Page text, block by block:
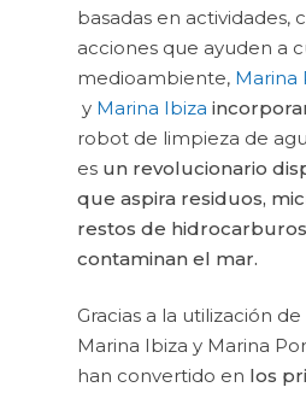
basadas en actividades,
acciones que ayuden a
medioambiente, Marina
y Marina Ibiza
robot de limpieza de
es un revolucionario
que aspira residuos,
restos de
contaminan el mar.
Gracias a la utilización
Marina Ibiza y Marina
han convertido en los